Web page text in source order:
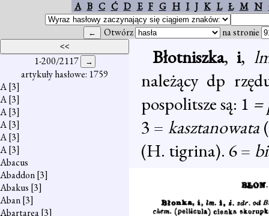
A B C Ć D E F G H I J K L Ł M N
Otwórz na stronie
1-200/2117
artykuły hasłowe: 1759
A[3]
A[3]
A[3]
A[3]
A[3]
A[3]
Abacus
Abaddon[3]
Abakus [3]
Aban[3]
Abartarea[3]
Błotniszka,i,
należący dp
pospolitsze są: 1 =
3 =kasztanowata
(H. tigrina). 6 =